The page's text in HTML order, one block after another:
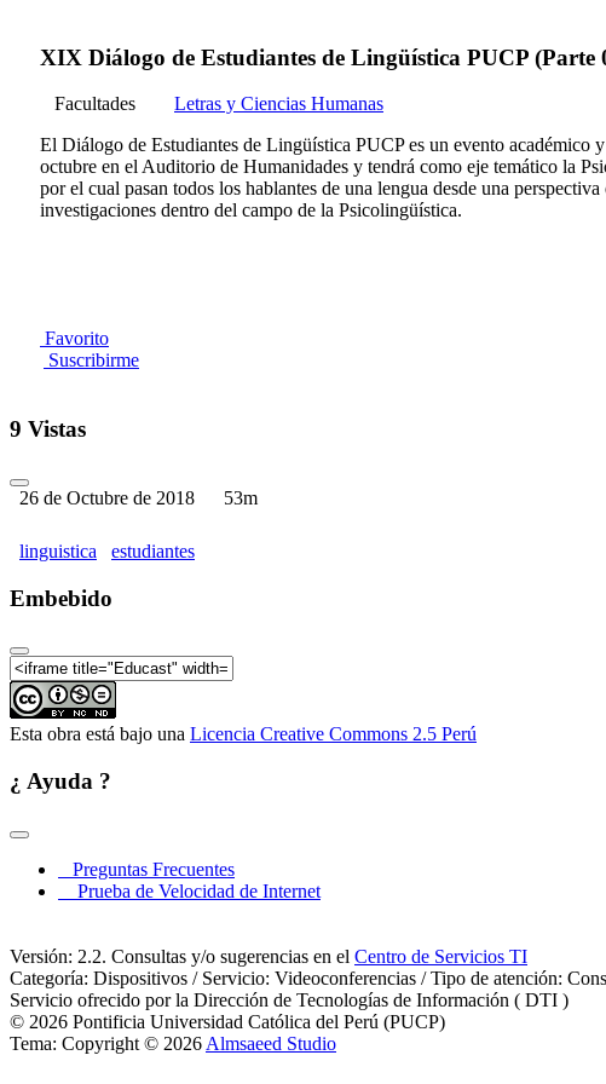
XIX Diálogo de Estudiantes de Lingüística PUCP (Parte
Facultades
Letras y Ciencias Humanas
El Diálogo de Estudiantes de Lingüística PUCP es un evento académico
octubre en el Auditorio de Humanidades y tendrá como eje temático la
por el cual pasan todos los hablantes de una lengua desde una
investigaciones dentro del campo de la Psicolingüística.
Favorito
Suscribirme
9 Vistas
26 de Octubre de 2018 53m
linguistica estudiantes
Embebido
Esta obra está bajo una Licencia Creative Commons 2.5 Perú
¿ Ayuda ?
Preguntas Frecuentes
Prueba de Velocidad de Internet
Versión: 2.2. Consultas y/o sugerencias en el Centro de Servicios TI
Categoría: Dispositivos / Servicio: Videoconferencias / Tipo de atención:
Servicio ofrecido por la Dirección de Tecnologías de Información ( DTI )
© 2026 Pontificia Universidad Católica del Perú (PUCP)
Tema: Copyright © 2026 Almsaeed Studio